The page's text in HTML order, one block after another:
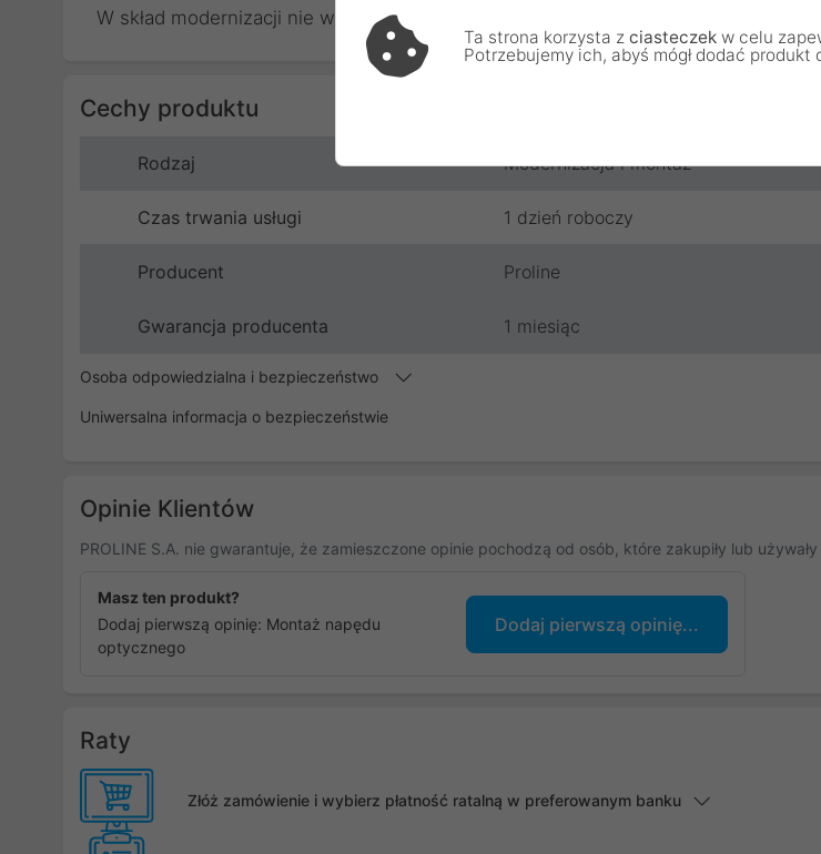
W skład modernizacji nie wchodzi zakup nowego napędu.
Cechy produktu
Rodzaj Modernizacja i montaż
Czas trwania usługi 1 dzień roboczy
Producent Proline
Gwarancja producenta 1 miesiąc
Osoba odpowiedzialna i bezpieczeństwo
Uniwersalna informacja o bezpieczeństwie
Opinie Klientów
PROLINE S.A. nie gwarantuje, że zamieszczone opinie pochodzą od osób, które zakupiły lub
Masz ten produkt?
Dodaj pierwszą opinię: Montaż napędu
optycznego
Dodaj pierwszą opinię...
Raty
Złóż zamówienie i wybierz płatność ratalną w preferowanym banku
Ta strona korzysta z ciasteczek w celu
Potrzebujemy ich, abyś mógł dodać